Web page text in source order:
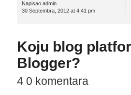
Napisao admin
30 Septembra, 2012 at 4:41 pm
Koju blog
Blogger?
4 0 komentara